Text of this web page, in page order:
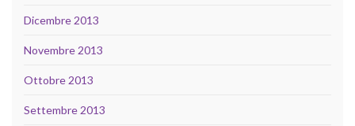
Dicembre 2013
Novembre 2013
Ottobre 2013
Settembre 2013